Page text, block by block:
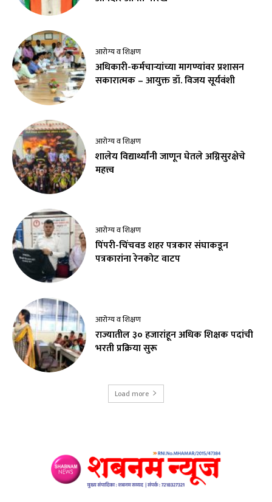
आरोग्य व शिक्षण
अधिकारी-कर्मचाऱ्यांच्या मागण्यांवर प्रशासन
सकारात्मक – आयुक्त डॉ. विजय सूर्यवंशी
आरोग्य व शिक्षण
शालेय विद्यार्थ्यांनी जाणून घेतले अग्निसुरक्षेचे
महत्त्व
आरोग्य व शिक्षण
पिंपरी-चिंचवड शहर पत्रकार संघाकडून
पत्रकारांना रेनकोट वाटप
आरोग्य व शिक्षण
राज्यातील ३० हजारांहून अधिक शिक्षक पदांची
भरती प्रक्रिया सुरू
Load more